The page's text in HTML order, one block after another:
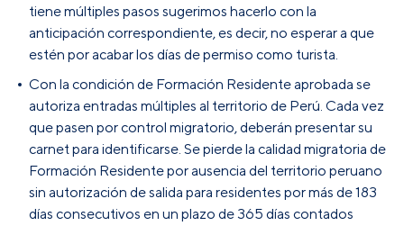
tiene múltiples pasos sugerimos hacerlo con la
anticipación correspondiente, es decir, no esperar a que
estén por acabar los días de permiso como turista.
Con la condición de Formación Residente aprobada se
autoriza entradas múltiples al territorio de Perú. Cada vez
que pasen por control migratorio, deberán presentar su
carnet para identificarse. Se pierde la calidad migratoria de
Formación Residente por ausencia del territorio peruano
sin autorización de salida para residentes por más de 183
días consecutivos en un plazo de 365 días contados